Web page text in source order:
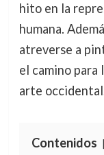
hito en la
humana.
atreverse a
el camino para
arte
Contenidos